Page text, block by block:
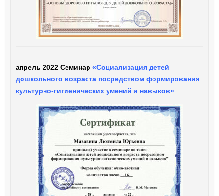
апрель 2022 Семинар «Социализация детей
дошкольного возраста посредством формирования
культурно-гигиенических умений и навыков»